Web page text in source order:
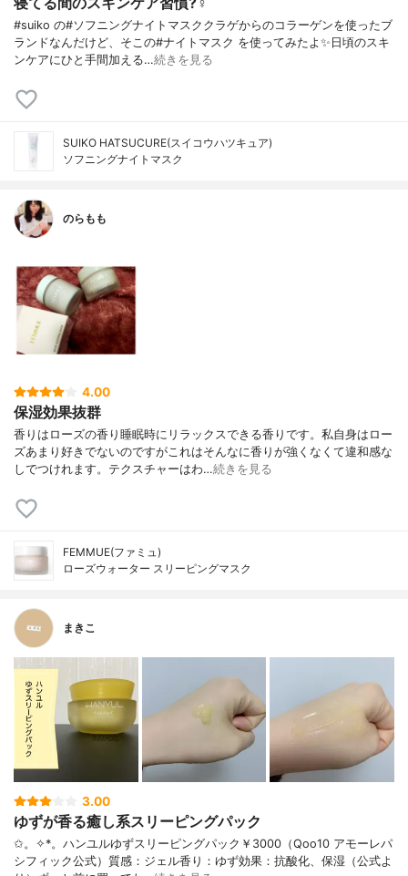
#suiko の#ソフニングナイトマスククラゲからのコラーゲンを使ったブ
ランドなんだけど、そこの#ナイトマスク を使ってみたよ✨日頃のスキ
ンケアにひと手間加える…続きを見る
SUIKO HATSUCURE(スイコウハツキュア)
ソフニングナイトマスク
のらもも
4.00
保湿効果抜群
香りはローズの香り睡眠時にリラックスできる香りです。私自身はロー
ズあまり好きでないのですがこれはそんなに香りが強くなくて違和感な
しでつけれます。テクスチャーはわ…続きを見る
FEMMUE(ファミュ)
ローズウォーター スリーピングマスク
まきこ
3.00
ゆずが香る癒し系スリーピングパック
✩。✧*。ハンユルゆずスリーピングパック￥3000（Qoo10 アモーレパ
シフィック公式）質感：ジェル香り：ゆず効果：抗酸化、保湿（公式よ